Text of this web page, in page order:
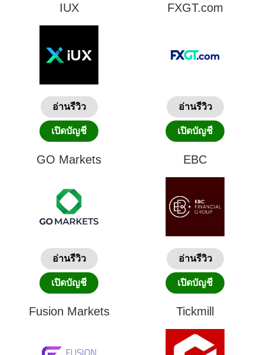
IUX
อ่านรีวิว
เปิดบัญชี
FXGT.com
อ่านรีวิว
เปิดบัญชี
GO Markets
อ่านรีวิว
เปิดบัญชี
EBC
อ่านรีวิว
เปิดบัญชี
Fusion Markets Tickmill